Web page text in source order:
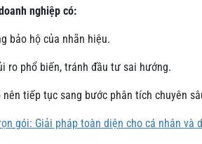
nghiệp có:
bảo hộ của nhãn hiệu.
ro phổ biến, tránh đầu tư sai hướng.
tiếp tục sang bước phân tích chuyên
gói: Giải pháp toàn diện cho cá nhân và